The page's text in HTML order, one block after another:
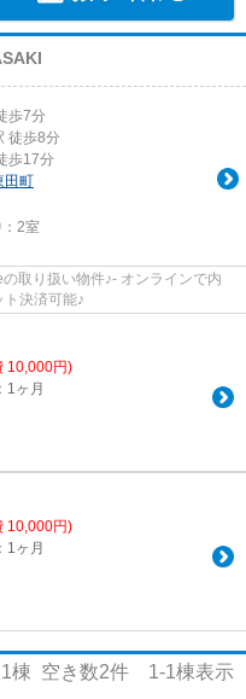
歩7分
徒歩8分
歩17分
田町
2室
取り扱い物件♪- オンラインで内
決済可能♪
10,000円)
1ヶ月
10,000円)
1ヶ月
1棟 空き数2件 1-1棟表示